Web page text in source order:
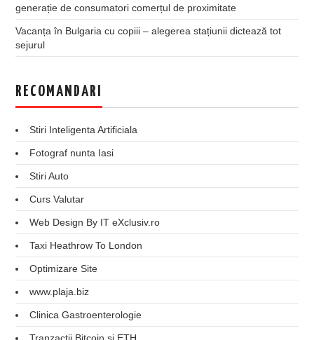
generație de consumatori comerțul de proximitate
Vacanța în Bulgaria cu copiii – alegerea stațiunii dictează tot
sejurul
RECOMANDARI
Stiri Inteligenta Artificiala
Fotograf nunta Iasi
Stiri Auto
Curs Valutar
Web Design By IT eXclusiv.ro
Taxi Heathrow To London
Optimizare Site
www.plaja.biz
Clinica Gastroenterologie